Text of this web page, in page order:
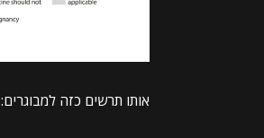
אותו תרשים כזה למבוגרים: